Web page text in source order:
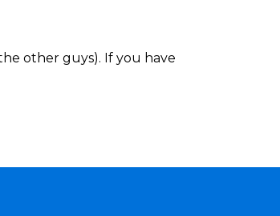
other guys). If you have